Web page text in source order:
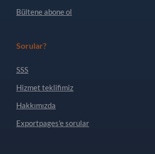
Bültene abone ol
Sorular?
SSS
Hizmet teklifimiz
Hakkımızda
Exportpages'e sorular